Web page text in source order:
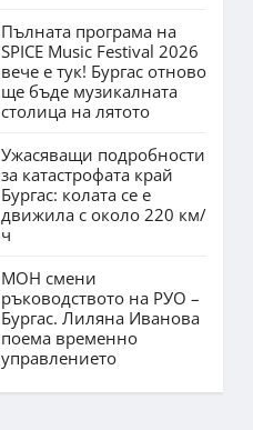
Пълната програма на
SPICE Music Festival 2026
вече е тук! Бургас отново
ще бъде музикалната
столица на лятото
Ужасяващи подробности
за катастрофата край
Бургас: колата се е
движила с около 220 км/
ч
МОН смени
ръководството на РУО –
Бургас. Лиляна Иванова
поема временно
управлението